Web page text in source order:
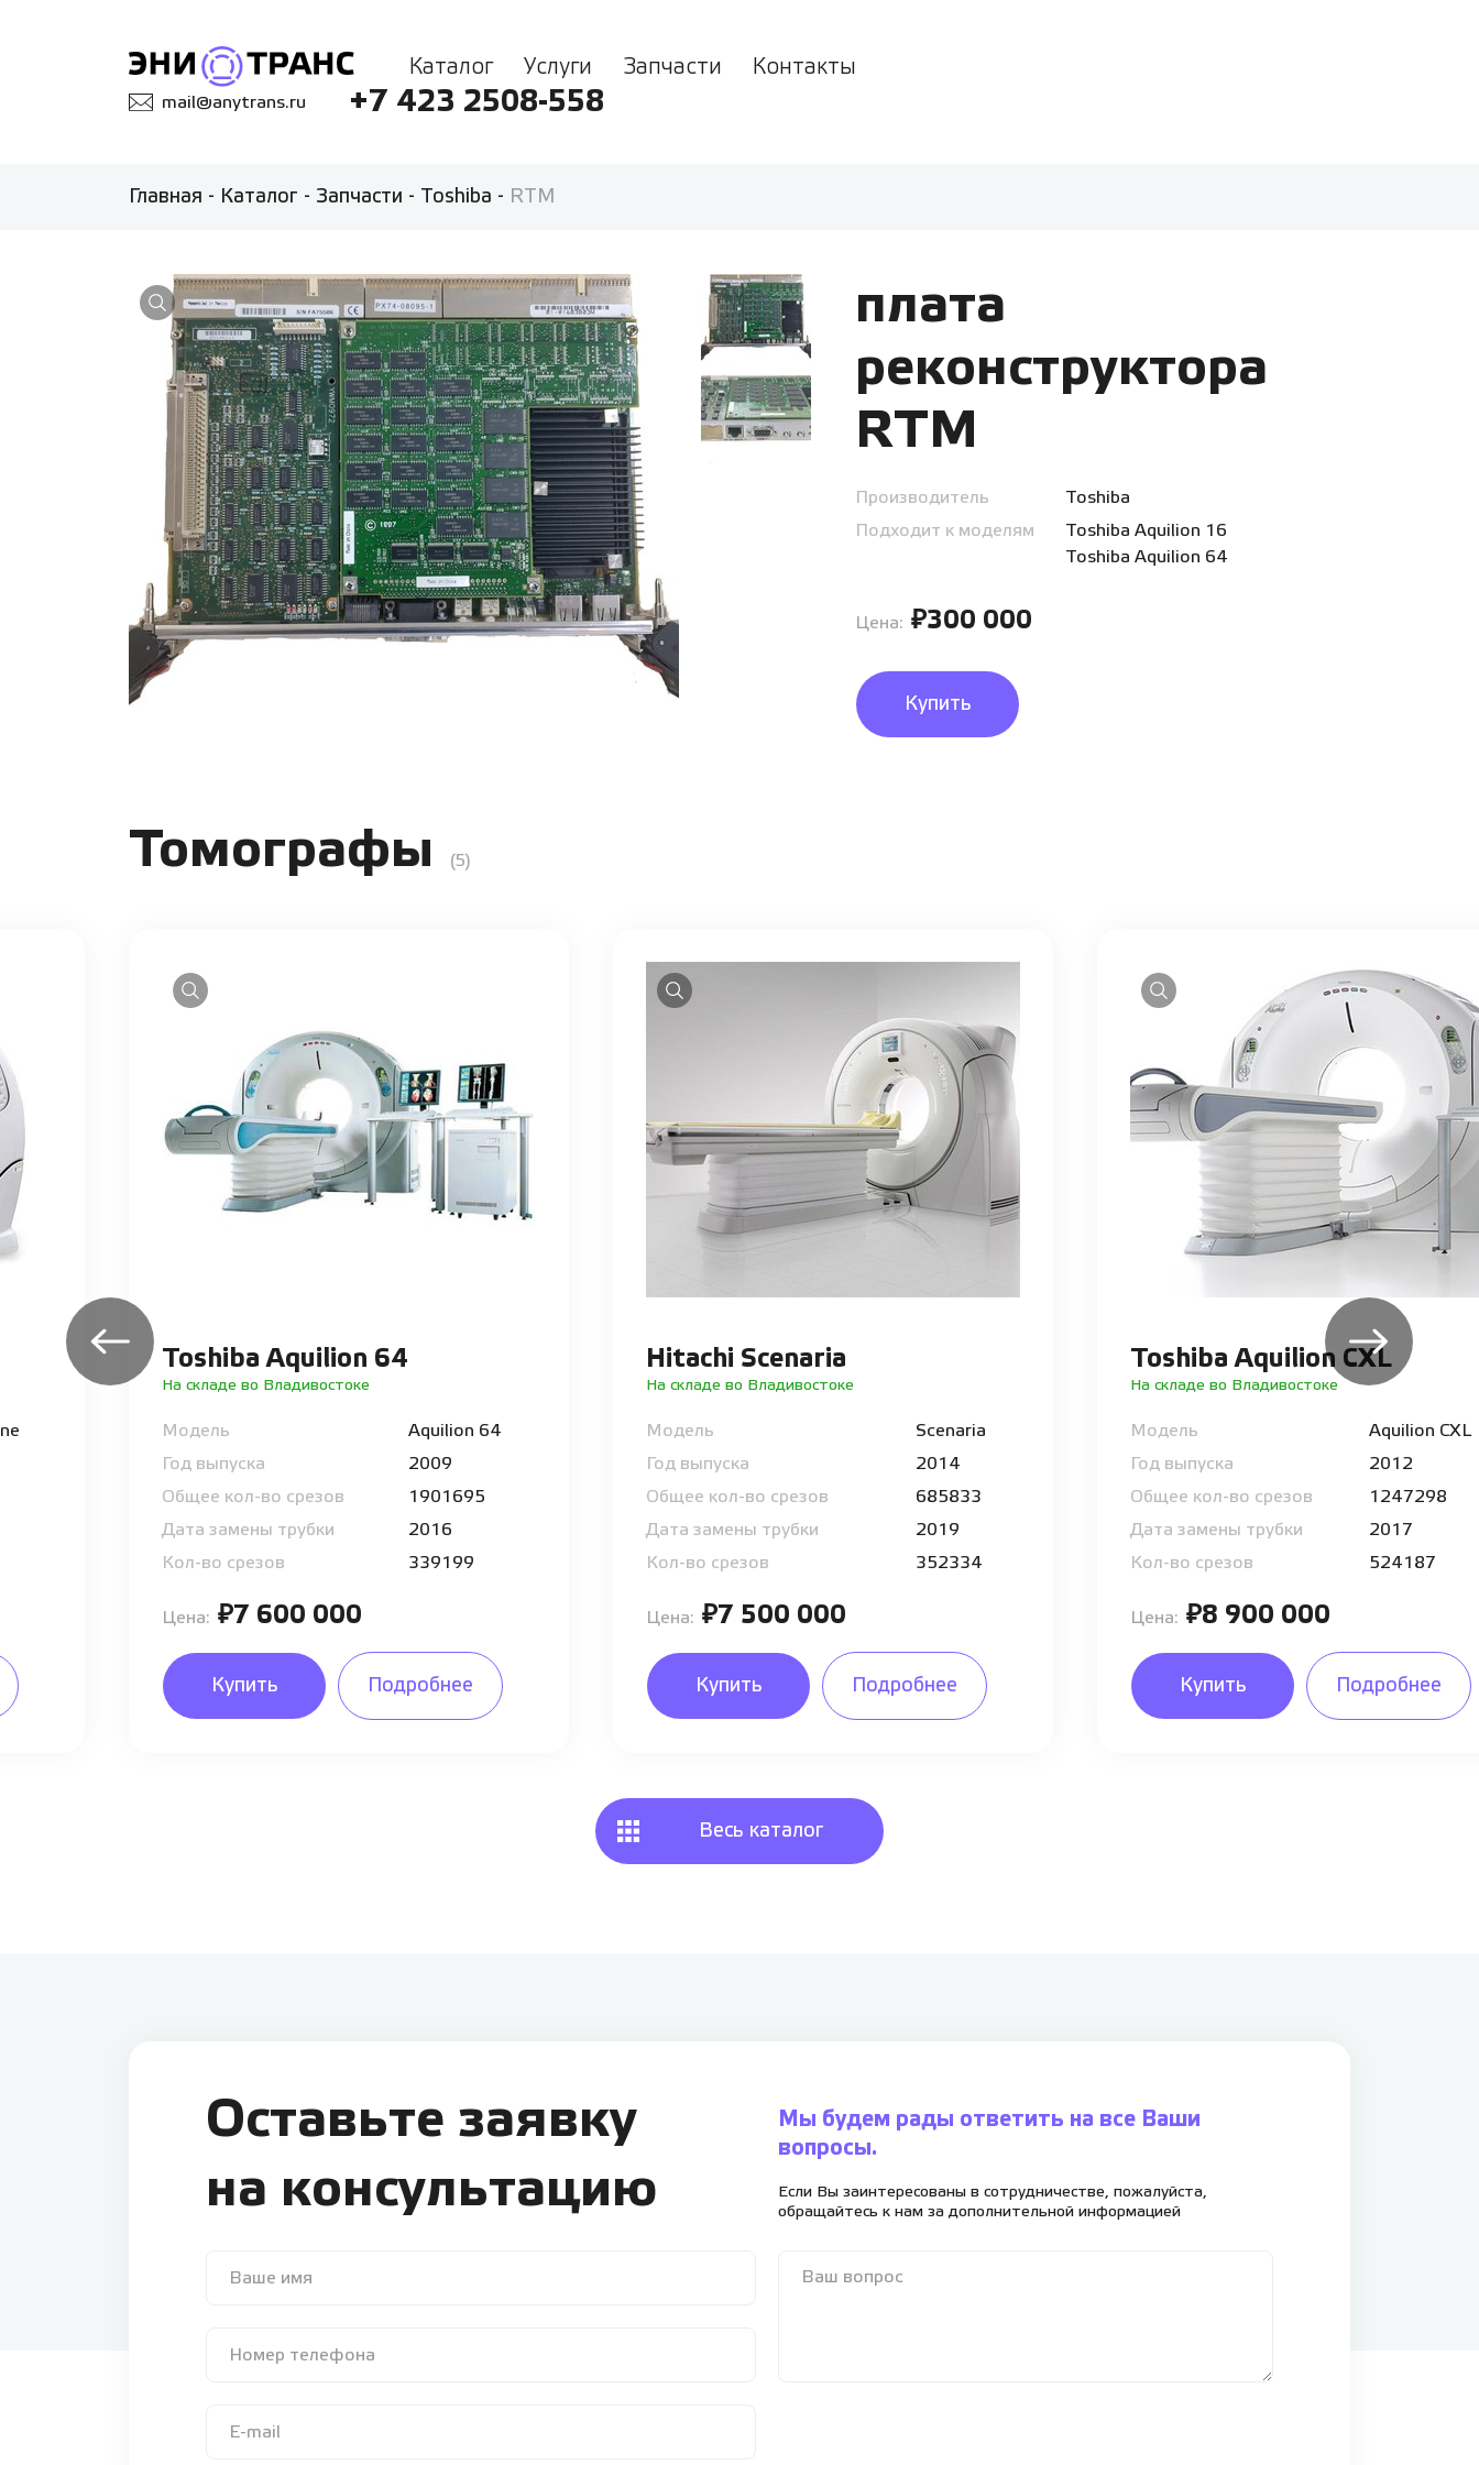
Каталог Услуги Запчасти Контакты
mail@anytrans.ru +7 423 2508-558
Главная - Каталог - Запчасти - Toshiba - RTM
плата
реконструктора
RTM
Производитель
Toshiba
Подходит к моделям
Toshiba Aquilion 16
Toshiba Aquilion 64
Цена: ₽300 000
Купить
Томографы (5)
Toshiba Aquilion 64
На складе во Владивостоке
Модель
Aquilion 64
Год выпуска
2009
Общее кол-во срезов
1901695
Дата замены трубки
2016
Кол-во срезов
339199
Цена: ₽7 600 000
Купить Подробнее
Hitachi Scenaria
На складе во Владивостоке
Модель
Scenaria
Год выпуска
2014
Общее кол-во срезов
685833
Дата замены трубки
2019
Кол-во срезов
352334
Цена: ₽7 500 000
Купить Подробнее
Toshiba Aquilion CXL
На складе во Владивостоке
Модель
Aquilion CXL
Год выпуска
2012
Общее кол-во срезов
1247298
Дата замены трубки
2017
Кол-во срезов
524187
Цена: ₽8 900 000
Купить Подробнее
Весь каталог
Оставьте заявку
на консультацию
Мы будем рады ответить на все Ваши
вопросы.
Если Вы заинтересованы в сотрудничестве, пожалуйста,
обращайтесь к нам за дополнительной информацией